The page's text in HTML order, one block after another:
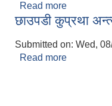
Read more
छाउपडी कुप्रथा
Submitted on: Wed,
Read more